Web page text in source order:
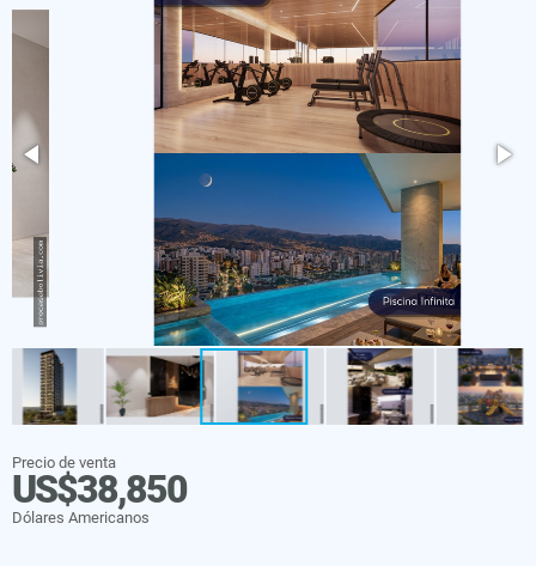
Precio de venta
US$38,850
Dólares Americanos